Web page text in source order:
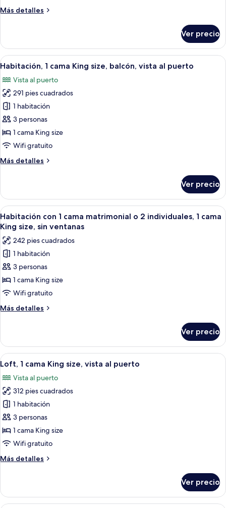
size,
puerto
Más detalles
Más
1
cama
King
vista
al
puerto
Ver precio
Abrir
todas
las
fotos
de
Habitación,
1
cama
size,
al
puerto
Habitación de hotel con una cama,
12
Habitación, 1 cama King size, balcón, vista al puerto
Vista al puerto
291 pies cuadrados
1 habitación
3 personas
1 cama King size
Wifi gratuito
Más detalles
Más
1
cama
King
size,
balcón,
vista
al
puerto
Ver precio
Abrir
todas
las
fotos
de
Habitación
con
1
cama
matrimonial
2
individuales,
1
cama
King
size,
sin
ventanas
Una habitación de hotel moderna
8
Habitación con 1 cama matrimonial o 2 individuales, 1 cama
King size, sin ventanas
242 pies cuadrados
1 habitación
3 personas
1 cama King size
Wifi gratuito
Más detalles
Más
con
cama
o
2
individuales,
cama
King
size,
sin
Ver precio
Abrir
todas
las
fotos
de
Loft,
1
cama
size,
puerto
Un dormitorio con una cama
13
Loft, 1 cama King size, vista al puerto
Vista al puerto
312 pies cuadrados
1 habitación
3 personas
1 cama King size
Wifi gratuito
Más detalles
Más
1
cama
Ver precio